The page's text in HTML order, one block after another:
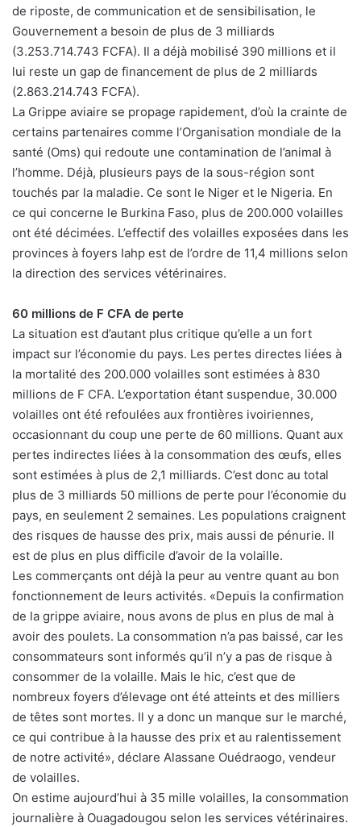
de riposte, de communication et de sensibilisation, le
Gouvernement a besoin de plus de 3 milliards
(3.253.714.743 FCFA). Il a déjà mobilisé 390 millions et il
lui reste un gap de financement de plus de 2 milliards
(2.863.214.743 FCFA).
La Grippe aviaire se propage rapidement, d’où la crainte de
certains partenaires comme l’Organisation mondiale de la
santé (Oms) qui redoute une contamination de l’animal à
l’homme. Déjà, plusieurs pays de la sous-région sont
touchés par la maladie. Ce sont le Niger et le Nigeria. En
ce qui concerne le Burkina Faso, plus de 200.000 volailles
ont été décimées. L’effectif des volailles exposées dans les
provinces à foyers Iahp est de l’ordre de 11,4 millions selon
la direction des services vétérinaires.
60 millions de F CFA de perte
La situation est d’autant plus critique qu’elle a un fort
impact sur l’économie du pays. Les pertes directes liées à
la mortalité des 200.000 volailles sont estimées à 830
millions de F CFA. L’exportation étant suspendue, 30.000
volailles ont été refoulées aux frontières ivoiriennes,
occasionnant du coup une perte de 60 millions. Quant aux
pertes indirectes liées à la consommation des œufs, elles
sont estimées à plus de 2,1 milliards. C’est donc au total
plus de 3 milliards 50 millions de perte pour l’économie du
pays, en seulement 2 semaines. Les populations craignent
des risques de hausse des prix, mais aussi de pénurie. Il
est de plus en plus difficile d’avoir de la volaille.
Les commerçants ont déjà la peur au ventre quant au bon
fonctionnement de leurs activités. «Depuis la confirmation
de la grippe aviaire, nous avons de plus en plus de mal à
avoir des poulets. La consommation n’a pas baissé, car les
consommateurs sont informés qu’il n’y a pas de risque à
consommer de la volaille. Mais le hic, c’est que de
nombreux foyers d’élevage ont été atteints et des milliers
de têtes sont mortes. Il y a donc un manque sur le marché,
ce qui contribue à la hausse des prix et au ralentissement
de notre activité», déclare Alassane Ouédraogo, vendeur
de volailles.
On estime aujourd’hui à 35 mille volailles, la consommation
journalière à Ouagadougou selon les services vétérinaires.